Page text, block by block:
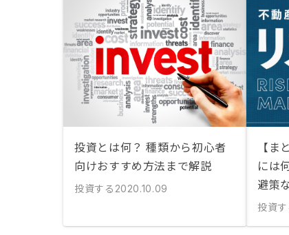
投資とは何？ 種類から初心者
向けおすすめ方法まで解説
投資する 2020.10.09
【
には
避策
投資す